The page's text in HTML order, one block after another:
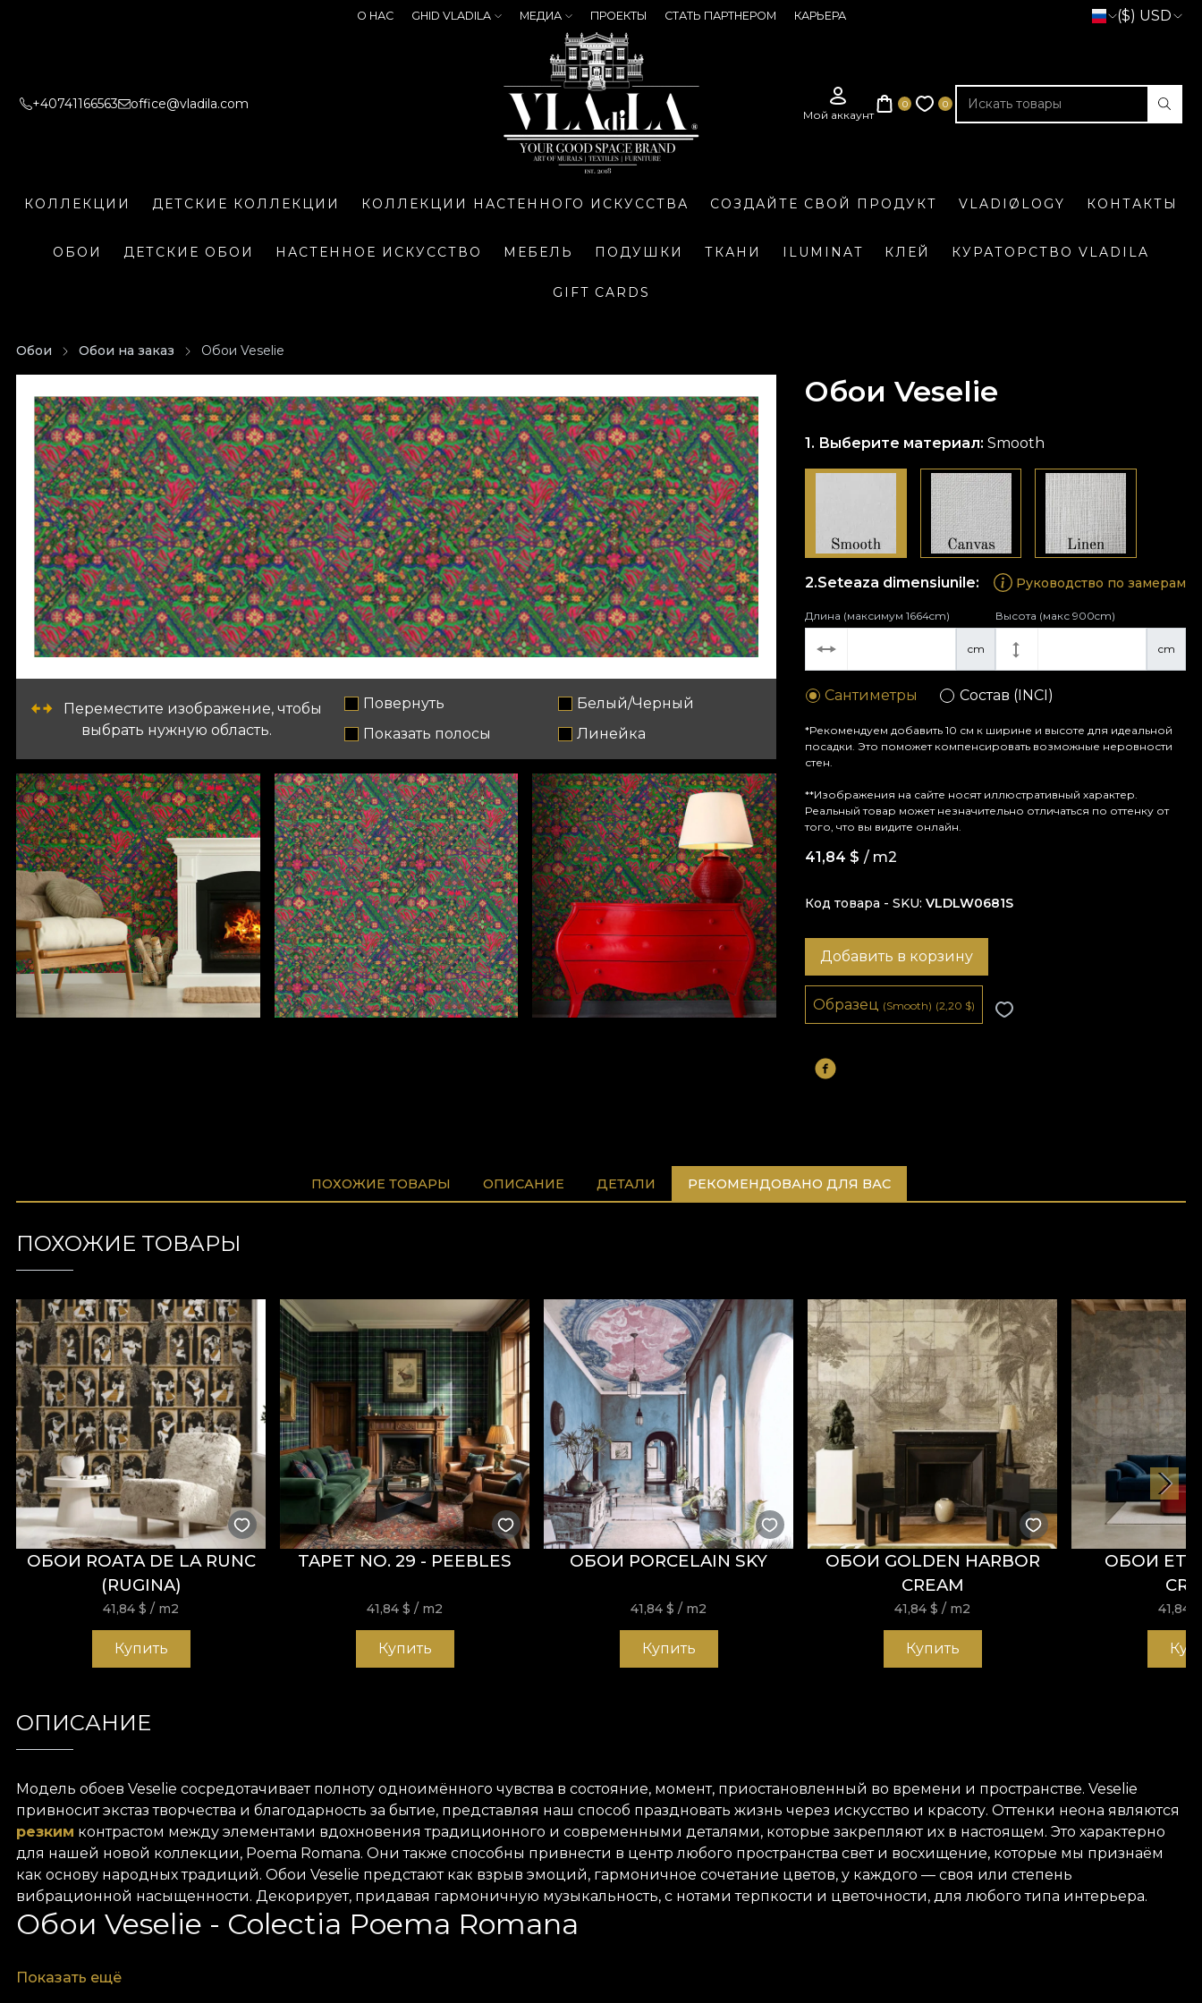
О НАС GHID VLADILA МЕДИА ПРОЕКТЫ СТАТЬ ПАРТНЕРОМ КАРЬЕРА ($) USD
+40741166563 office@vladila.com
КОЛЛЕКЦИИ ДЕТСКИЕ КОЛЛЕКЦИИ КОЛЛЕКЦИИ НАСТЕННОГО ИСКУССТВА СОЗДАЙТЕ СВОЙ ПРОДУКТ VLADIØLOGY КОНТАКТЫ
ОБОИ ДЕТСКИЕ ОБОИ НАСТЕННОЕ ИСКУССТВО МЕБЕЛЬ ПОДУШКИ ТКАНИ ILUMINAT КЛЕЙ КУРАТОРСТВО VLADILA
GIFT CARDS
Обои Обои на заказ Обои Veselie
Переместите изображение, чтобы
выбрать нужную область.
Повернуть
Белый/Черный
Показать полосы
Линейка
Обои Veselie
Выберите материал:Smooth
Seteaza dimensiunile: Руководство по замерам
cm
Длина (максимум 1664cm)
cm
Высота (макс 900cm)
Сантиметры Состав (INCI)
*Рекомендуем добавить 10 см к ширине и высоте для идеальной
посадки. Это поможет компенсировать возможные неровности
стен.
**Изображения на сайте носят иллюстративный характер.
Реальный товар может незначительно отличаться по оттенку от
того, что вы видите онлайн.
41,84 $ / m2
Код товара - SKU VLDLW0681S
Добавить в корзину
Образец (Smooth) (2,20 $)
ПОХОЖИЕ ТОВАРЫ ОПИСАНИЕ ДЕТАЛИ РЕКОМЕНДОВАНО ДЛЯ ВАС
ПОХОЖИЕ ТОВАРЫ
ОБОИ ROATA DE LA RUNC
(RUGINA)
41,84$ / m2
Купить
TAPET NO. 29 - PEEBLES
41,84$ / m2
Купить
ОБОИ PORCELAIN SKY
41,84$ / m2
Купить
ОБОИ GOLDEN HARBOR
CREAM
41,84$ / m2
Купить
ОБОИ
41,84
ОПИСАНИЕ
Модель обоев Veselie сосредотачивает полноту одноимённого чувства в состояние, момент, приостановленный во времени и пространстве. Veselie
привноситэкстазтворчества и благодарность за бытие, представляя наш способ праздновать жизнь через искусство и красоту. Оттенки неона являются
резким контрастом между элементами вдохновения традиционного и современными деталями, которые закрепляютих в настоящем. Это характерно
для нашей новой коллекции, Poema Romana. Они также способны привнести в центрлюбого пространства свет и восхищение, которые мы признаём
как основу народныхтрадиций. Обои Veselie предстаюткак взрыв эмоций, гармоничное сочетание цветов, у каждого — своя или степень
вибрационной насыщенности. Декорирует, придавая гармоничную музыкальность, с нотами терпкости и цветочности, для любого типа интерьера.
Обои Veselie - Colectia Poema Romana
Colectia Poema Romana
Показать ещё